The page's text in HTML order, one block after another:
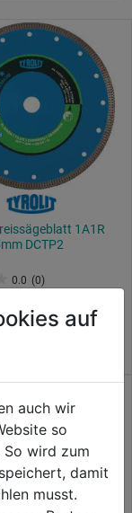
1A1R
DCTP2
0.0 (0)
auf
auch wir
so
wird zum
damit
musst.